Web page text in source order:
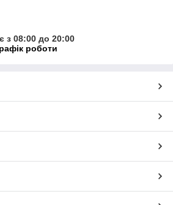
з 08:00 до 20:00
роботи